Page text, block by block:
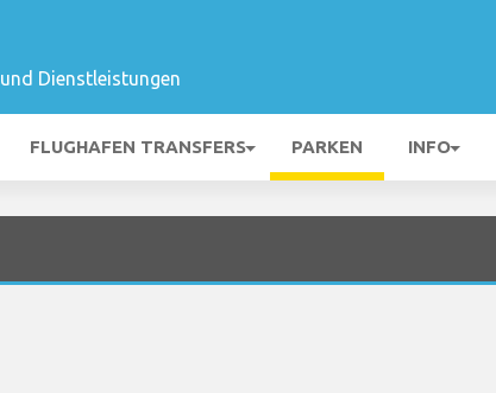
Dienstleistungen
FLUGHAFEN TRANSFERS PARKEN INFO